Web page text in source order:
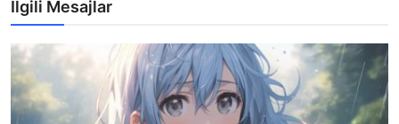
İlgili Mesajlar